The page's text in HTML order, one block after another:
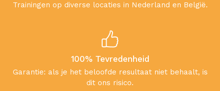
Trainingen op diverse locaties in Nederland en België.
100% Tevredenheid
Garantie: als je het beloofde resultaat niet behaalt, is
dit ons risico.